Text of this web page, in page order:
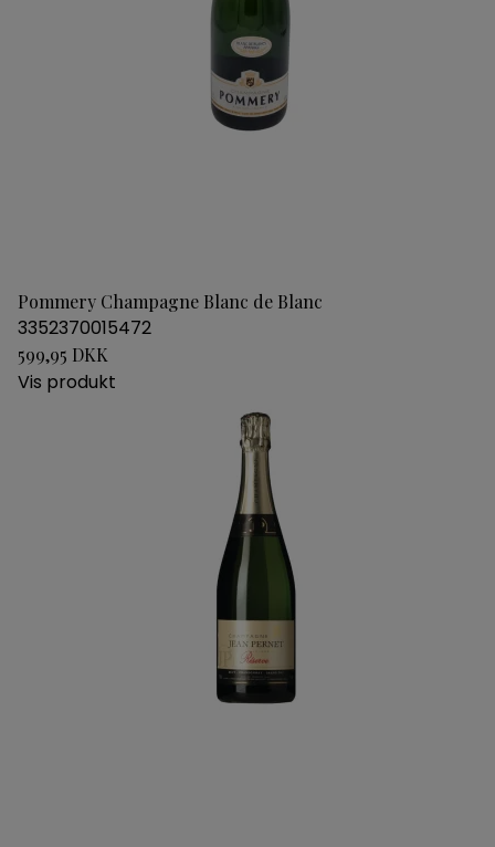
Pommery Champagne Blanc de Blanc
3352370015472
599,95 DKK
Vis produkt